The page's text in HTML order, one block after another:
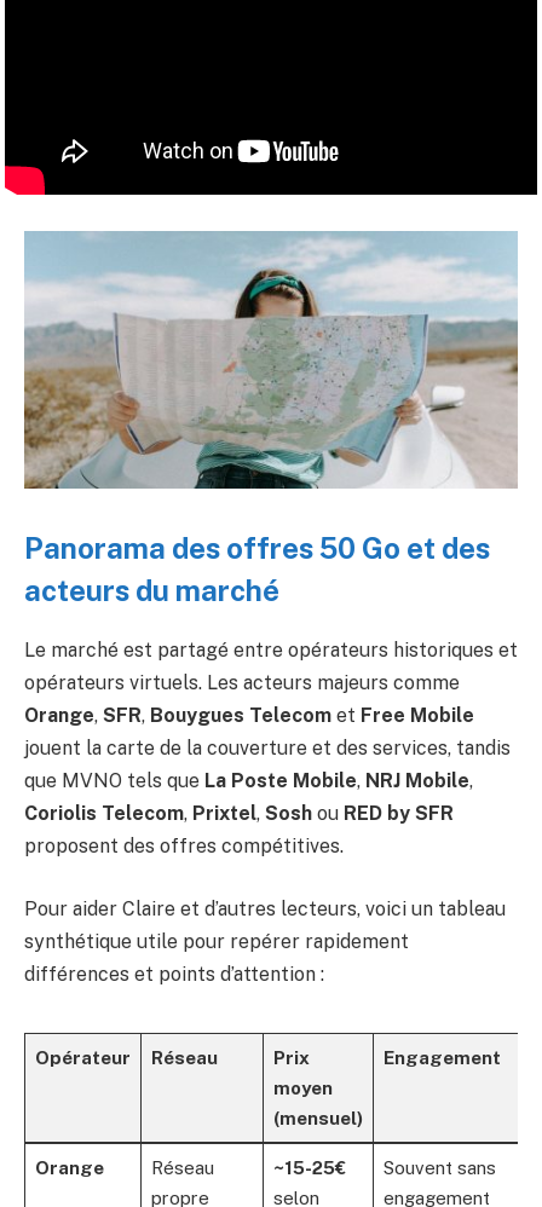
Panorama des offres 50 Go et des
acteurs du marché
Le marché est partagé entre opérateurs historiques et
opérateurs virtuels. Les acteurs majeurs comme
Orange, SFR, Bouygues Telecom et Free Mobile
jouent la carte de la couverture et des services, tandis
que MVNO tels que La Poste Mobile, NRJ Mobile,
Coriolis Telecom, Prixtel, Sosh ou RED by SFR
proposent des offres compétitives.
Pour aider Claire et d’autres lecteurs, voici un tableau
synthétique utile pour repérer rapidement
différences et points d’attention :
Opérateur Réseau
Prix
moyen
(mensuel)
Engagement
Orange
Réseau
propre
~15-25€
selon
Souvent sans
engagement